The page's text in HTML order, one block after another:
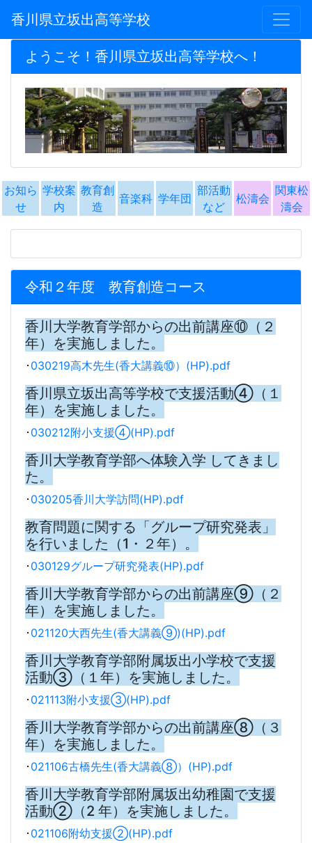
香川県立坂出高等学校
ようこそ！香川県立坂出高等学校へ！
お知ら
せ
学校案
内
教育創
造
音楽科 学年団
部活動
など
松濤会
関東松
濤会
令和２年度 教育創造コース
香川大学教育学部からの出前講座⑩（２
年）を実施しました。
･ 030219高木先生(香大講義⑩）(HP).pdf
香川県立坂出高等学校で支援活動④（１
年）を実施しました。
･ 030212附小支援④(HP).pdf
香川大学教育学部へ体験入学 してきまし
た。
･ 030205香川大学訪問(HP).pdf
教育問題に関する「グループ研究発表」
を行いました（1・２年）。
･ 030129グループ研究発表(HP).pdf
香川大学教育学部からの出前講座⑨（２
年）を実施しました。
･ 021120大西先生(香大講義⑨)(HP).pdf
香川大学教育学部附属坂出小学校で支援
活動③（１年）を実施しました。
･ 021113附小支援③(HP).pdf
香川大学教育学部からの出前講座⑧（３
年）を実施しました。
･ 021106古橋先生(香大講義⑧）(HP).pdf
香川大学教育学部附属坂出幼稚園で支援
活動②（2 年）を実施しました。
･ 021106附幼支援②(HP).pdf